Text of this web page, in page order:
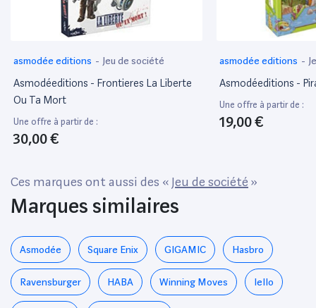
asmodée editions - Jeu de société
Asmodéeditions - Frontieres La Liberte
Ou Ta Mort
Une offre à partir de :
30,00 €
asmodée editions -
Asmodéeditions -
Une offre à partir de :
19,00 €
Ces marques ont aussi des « Jeu de société »
Marques similaires
Asmodée ‎Square Enix GIGAMIC Hasbro
Ravensburger HABA Winning Moves Iello